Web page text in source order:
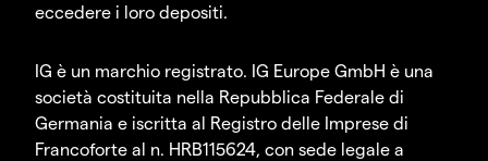
eccedere i loro depositi.
IG è un marchio registrato. IG Europe GmbH è una
società costituita nella Repubblica Federale di
Germania e iscritta al Registro delle Imprese di
Francoforte al n. HRB115624, con sede legale a